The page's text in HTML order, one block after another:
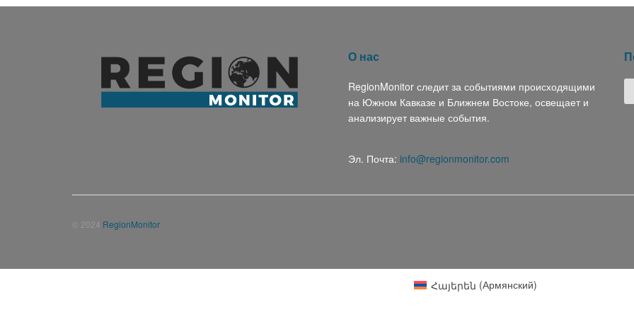
О нас
RegionMonitor следит за событиями происходящими
на Южном Кавказе и Ближнем Востоке, освещает и
анализирует важные события.
Эл. Почта: info@regionmonitor.com
© 2024 RegionMonitor
Հայերեն (Армянский)